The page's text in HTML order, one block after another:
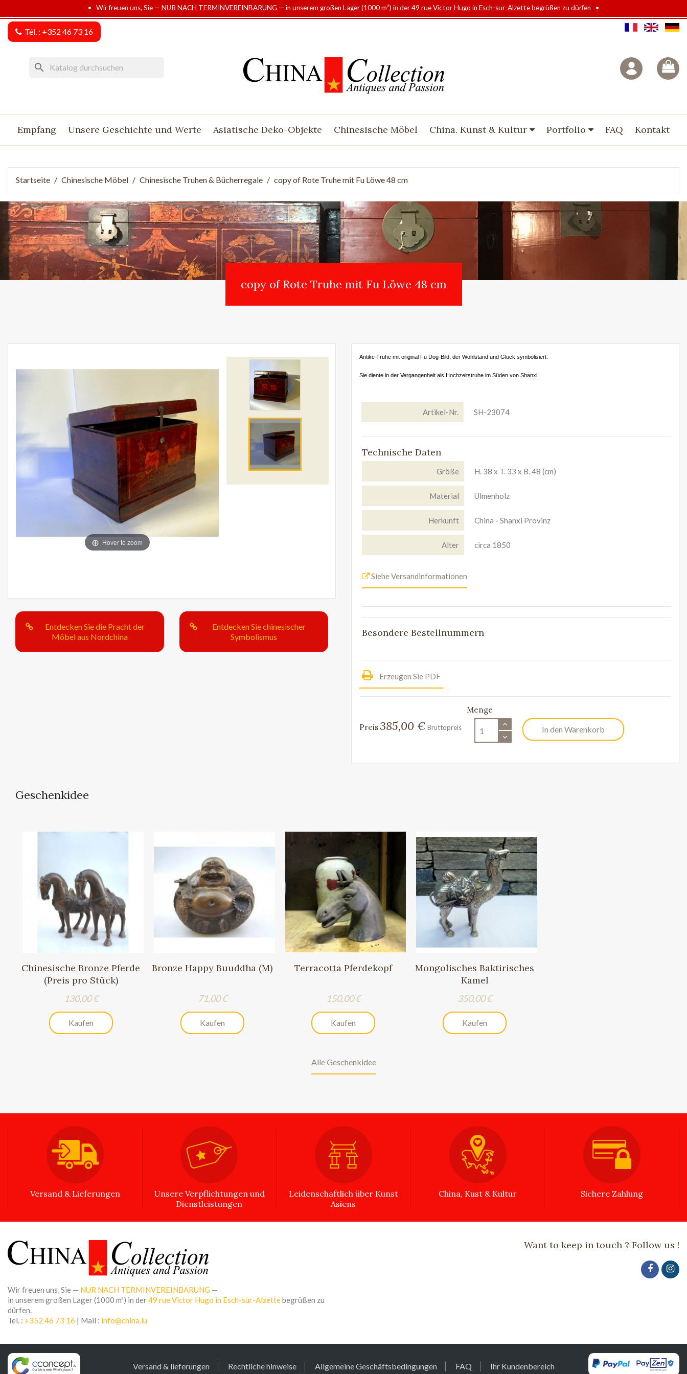
• Wir freuen uns, Sie — NUR NACH TERMINVEREINBARUNG — in unserem großen Lager (1000 m²) in der49 rue Victor Hugo in Esch-sur-Alzettebegrüßen zu dürfen •
Tél. : +352 46 73 16
search
Empfang Unsere Geschichte und Werte Asiatische Deko-Objekte Chinesische Möbel China. Kunst & Kultur Portfolio FAQ Kontakt
Startseite Chinesische Möbel Chinesische Truhen & Bücherregale copy of Rote Truhe mit Fu Löwe 48 cm
copy of Rote Truhe mit Fu Löwe 48 cm
Hover to zoom
Entdecken Sie die Pracht der
Möbel aus Nordchina
Entdecken Sie chinesischer
Symbolismus
Antike Truhe mit original Fu Dog-Bild, der Wohlstand und Gluck symbolisiert.
Sie diente in der Vergangenheit als Hochzeitstruhe im Süden von Shanxi.
Artikel-Nr. SH-23074
Technische Daten
Größe H. 38 x T. 33 x B. 48 (cm)
Material Ulmenholz
Herkunft China - Shanxi Provinz
Alter circa 1850
Siehe Versandinformationen
Besondere Bestellnummern
Erzeugen Sie PDF
Preis385,00 € Bruttopreis
Menge
In den Warenkorb
Geschenkidee
Chinesische Bronze Pferde
(Preis pro Stück)
Preis
130,00 €
Kaufen
Bronze Happy Buuddha (M)
Preis
71,00 €
Kaufen
Terracotta Pferdekopf
Preis
150,00 €
Kaufen
Mongolisches Baktirisches
Kamel
Preis
350,00 €
Kaufen
Alle Geschenkidee
Versand & Lieferungen
Unsere Verpflichtungen und
Dienstleistungen
Leidenschaftlich über Kunst
Asiens
China, Kust & Kultur Sichere Zahlung
Wir freuen uns, Sie — NUR NACH TERMINVEREINBARUNG —
in unserem großen Lager (1000 m²) in der49 rue Victor Hugo in Esch-sur-Alzettebegrüßen zu
dürfen.
Tel. : +352 46 73 16 | Mail : info@china.lu
Want to keep in touch ? Follow us !
Versand & lieferungen Rechtliche hinweise Allgemeine Geschäftsbedingungen FAQ Ihr Kundenbereich